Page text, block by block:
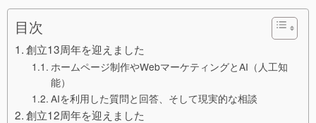
目次
創立13周年を迎えました
ホームページ制作やWebマーケティングとAI（人工知
能）
AIを利用した質問と回答、そして現実的な相談
創立12周年を迎えました